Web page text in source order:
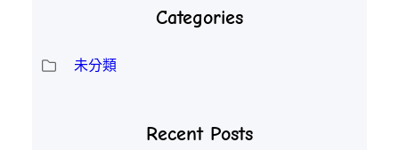
Categories
未分類
Recent Posts